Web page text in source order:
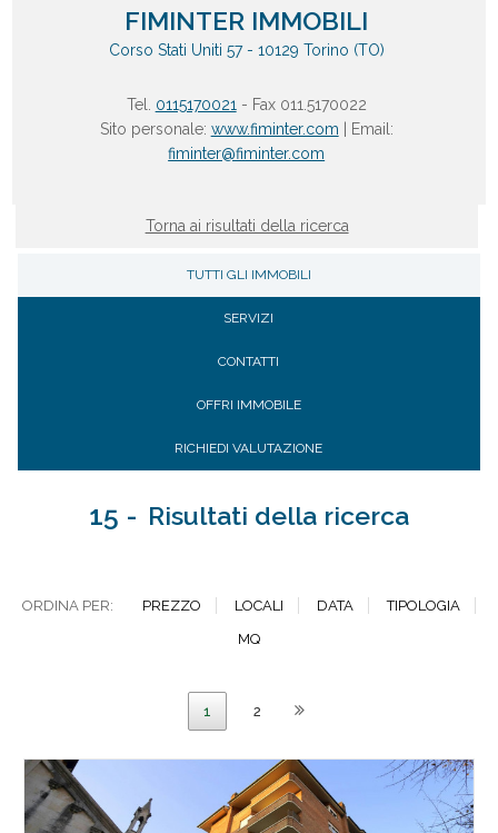
FIMINTER IMMOBILI
Corso Stati Uniti 57 - 10129 Torino (TO)
Tel. 0115170021- Fax 011.5170022
Sito personale: www.fiminter.com | Email:
fiminter@fiminter.com
Torna ai risultati della ricerca
TUTTI GLI IMMOBILI
SERVIZI
CONTATTI
OFFRI IMMOBILE
RICHIEDI VALUTAZIONE
15 - Risultati della ricerca
ORDINA PER: PREZZO LOCALI DATA
TIPOLOGIA
MQ
1 2